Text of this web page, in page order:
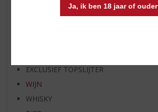
Ja, ik ben 18 jaar of ouder
WHISKY VAN DE MAAND
EXCLUSIEF TOPSLIJTER
WIJN
WHISKY